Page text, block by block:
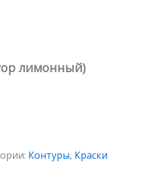
лимонный)
Контуры, Краски